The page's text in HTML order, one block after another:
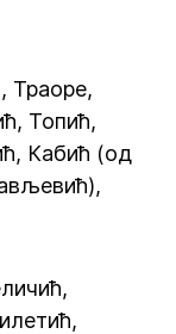
Траоре,
Топић,
Кабић (од